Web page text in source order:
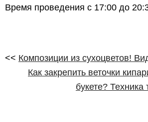
Время проведения с 17:00 до
<< Композиции из сухоцветов!
Как закрепить веточки
букете?